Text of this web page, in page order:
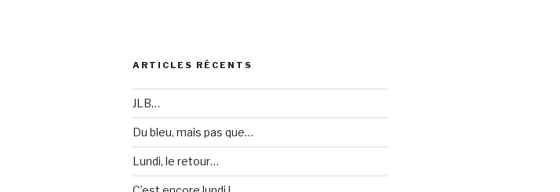
ARTICLES RÉCENTS
JLB…
Du bleu, mais pas que…
Lundi, le retour…